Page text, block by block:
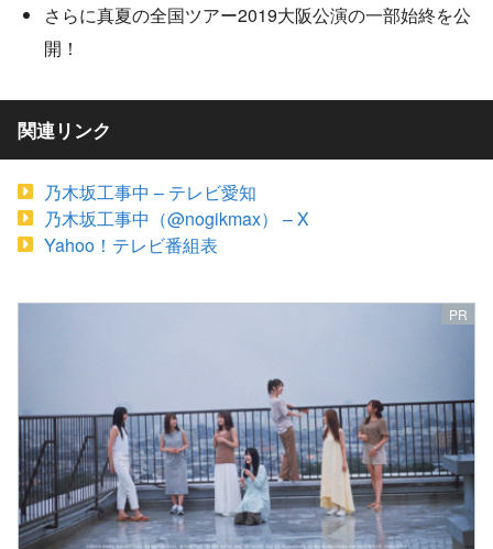
さらに真夏の全国ツアー2019大阪公演の一部始終を公
開！
関連リンク
乃木坂工事中 – テレビ愛知
乃木坂工事中（@nogikmax） – X
Yahoo！テレビ番組表